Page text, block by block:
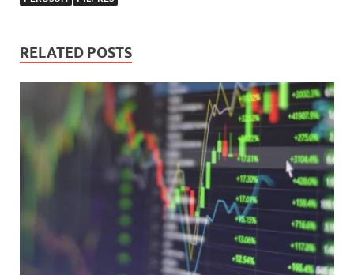
RELATED POSTS